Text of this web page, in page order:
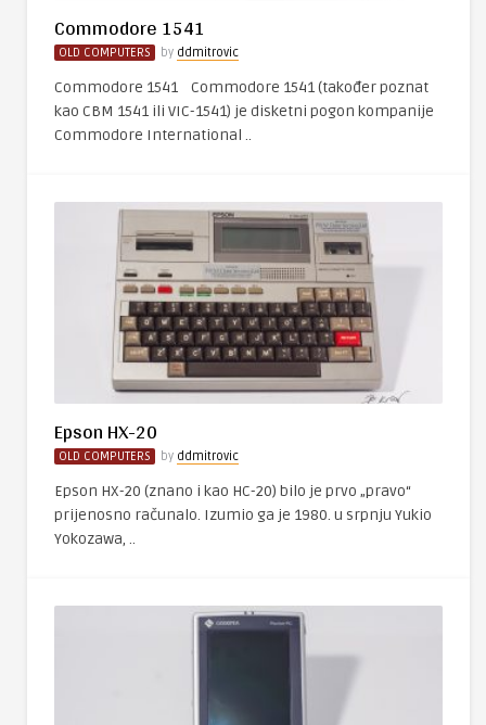
Commodore 1541
OLD COMPUTERS by ddmitrovic
Commodore 1541 Commodore 1541 (također poznat
kao CBM 1541 ili VIC-1541) je disketni pogon kompanije
Commodore International ..
Epson HX-20
OLD COMPUTERS by ddmitrovic
Epson HX-20 (znano i kao HC-20) bilo je prvo „pravo“
prijenosno računalo. Izumio ga je 1980. u srpnju Yukio
Yokozawa, ..